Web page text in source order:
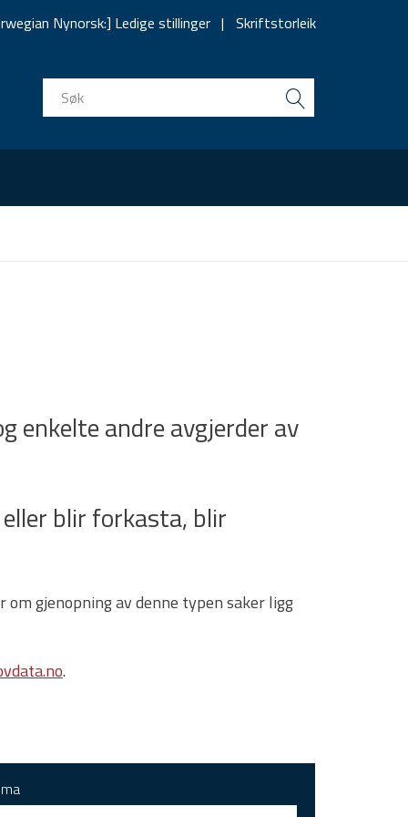
Nynorsk:] Ledige stillinger Skriftstorleik
enkelte andre avgjerder av
blir forkasta, blir
gjenopning av denne typen saker ligg
.